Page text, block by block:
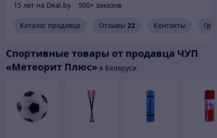
15 лет на Deal.by
500+ заказов
Каталог продавца Отзывы 22 Контакты
Спортивные товары от продавца ЧУП
«Метеорит Плюс» в Беларуси